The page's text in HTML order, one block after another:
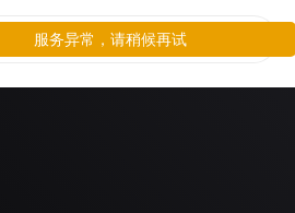
服务异常，请稍候再试